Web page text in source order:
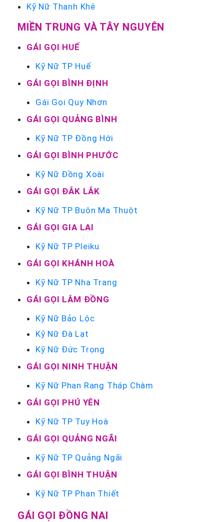
Kỹ Nữ Thanh Khê
MIỀN TRUNG VÀ TÂY NGUYÊN
GÁI GỌI HUẾ
Kỹ Nữ TP Huế
GÁI GỌI BÌNH ĐỊNH
Gái Gọi Quy Nhơn
GÁI GỌI QUẢNG BÌNH
Kỹ Nữ TP Đồng Hới
GÁI GỌI BÌNH PHƯỚC
Kỹ Nữ Đồng Xoài
GÁI GỌI ĐẮK LẮK
Kỹ Nữ TP Buôn Ma Thuột
GÁI GỌI GIA LAI
Kỹ Nữ TP Pleiku
GÁI GỌI KHÁNH HOÀ
Kỹ Nữ TP Nha Trang
GÁI GỌI LÂM ĐỒNG
Kỹ Nữ Bảo Lộc
Kỹ Nữ Đà Lạt
Kỹ Nữ Đức Trọng
GÁI GỌI NINH THUẬN
Kỹ Nữ Phan Rang Tháp Chàm
GÁI GỌI PHÚ YÊN
Kỹ Nữ TP Tuy Hoà
GÁI GỌI QUẢNG NGÃI
Kỹ Nữ TP Quảng Ngãi
GÁI GỌI BÌNH THUẬN
Kỹ Nữ TP Phan Thiết
GÁI GỌI ĐỒNG NAI